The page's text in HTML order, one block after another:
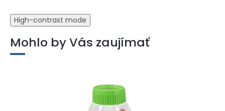
High-contrast mode
Mohlo by Vás zaujímať